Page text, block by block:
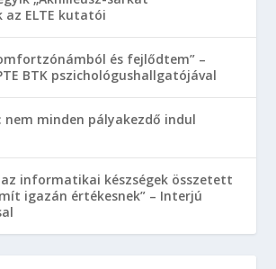
ELTE kutatói
és fejlődtem” –
BTK pszichológushallgatójával
minden pályakezdő indul
informatikai készségek összetett
igazán értékesnek” – Interjú